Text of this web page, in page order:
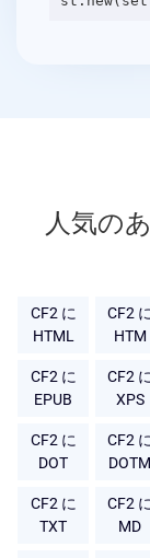
人気の
CF2 に
HTML
CF2 に
HTM
CF2 に
EPUB
CF2 に
XPS
CF2 に
DOT
CF2 に
DOTM
CF2 に
TXT
CF2 に
MD